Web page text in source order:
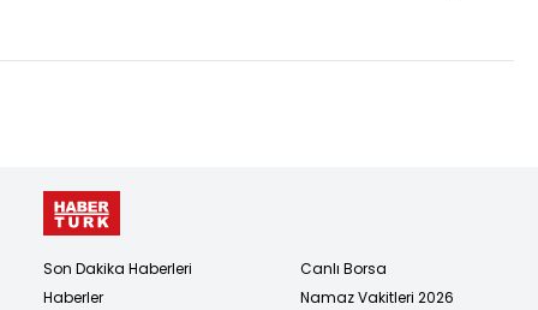
Son Dakika Haberleri
Haberler
Canlı Borsa
Namaz Vakitleri 2026